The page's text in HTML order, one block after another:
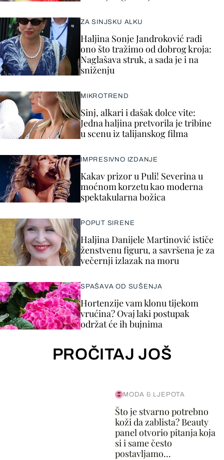
ZA SINJSKU ALKU
Haljina Sonje Jandroković radi
ono što tražimo od dobrog kroja:
Naglašava struk, a sada je i na
sniženju
MIKROTREND
Sinj, alkari i dašak dolce vite:
Jedna haljina pretvorila je tribine
u scenu iz talijanskog filma
IMPRESIVNO IZDANJE
Kakav prizor u Puli! Severina u
moćnom korzetu kao moderna
spektakularna božica
POPUT SIRENE
Haljina Danijele Martinović ističe
ženstvenu figuru, a savršena je za
večernji izlazak na moru
SPAŠAVA OD SUŠENJA
Hortenzije vam klonu tijekom
vrućina? Ovaj laki postupak
održat će ih bujnima
PROČITAJ JOŠ
MODA & LJEPOTA
Što je stvarno potrebno
koži da zablista? Beauty
panel otvorio pitanja koja
si i same često
postavljamo...